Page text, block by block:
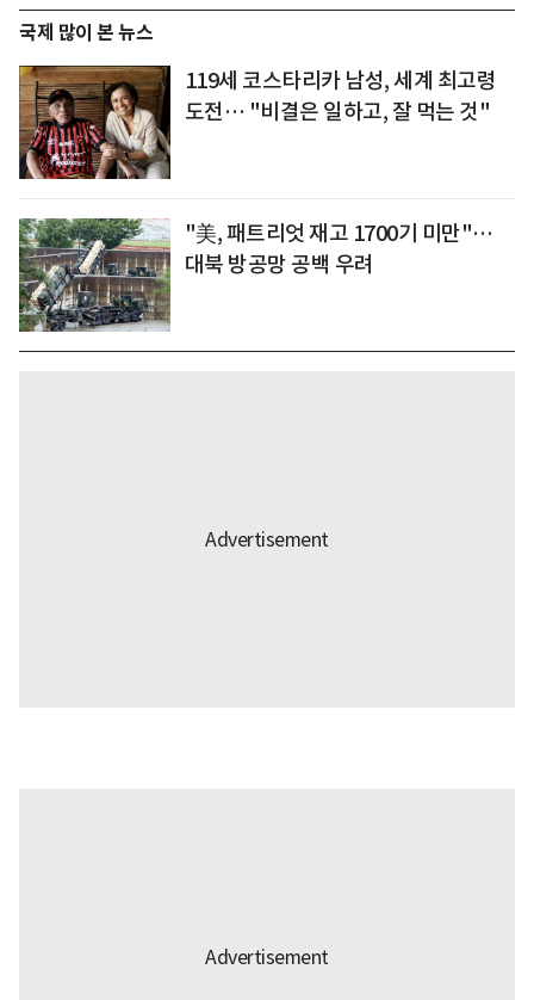
국제 많이 본 뉴스
119세 코스타리카 남성, 세계 최고령
도전… "비결은 일하고, 잘 먹는 것"
"美, 패트리엇 재고 1700기 미만"…
대북 방공망 공백 우려